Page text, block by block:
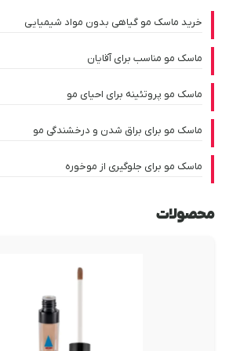
خرید ماسک مو گیاهی بدون مواد شیمیایی
ماسک مو مناسب برای آقایان
ماسک مو پروتئینه برای احیای مو
ماسک مو برای براق شدن و درخشندگی مو
ماسک مو برای جلوگیری از موخوره
محصولات